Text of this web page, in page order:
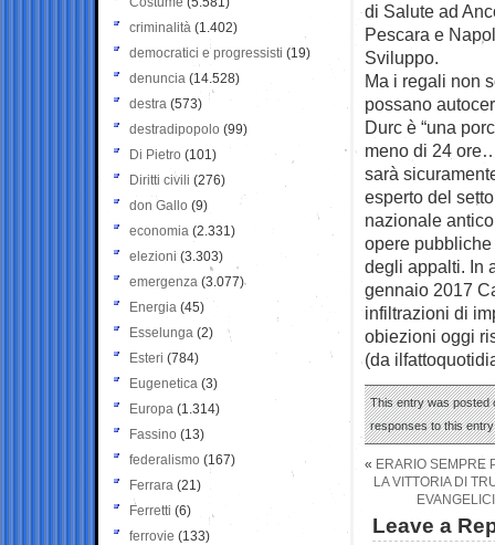
di Salute ad
Pescara e
Sviluppo.
Ma i regali non
possano
Durc è “una
meno di 24
sarà
esperto del
nazionale
opere
degli appalti. In
gennaio 2017
infiltrazioni di
obiezioni oggi
(da
This entry was posted
responses to this
« ERARIO SEMPRE
LA VITTORIA DI
Leave a
criminalità (1.402)
democratici e progressisti (19)
denuncia (14.528)
destra (573)
destradipopolo (99)
Di Pietro (101)
Diritti civili (276)
don Gallo (9)
economia (2.331)
elezioni (3.303)
emergenza (3.077)
Energia (45)
Esselunga (2)
Esteri (784)
Eugenetica (3)
Europa (1.314)
Fassino (13)
federalismo (167)
Ferrara (21)
Ferretti (6)
ferrovie (133)